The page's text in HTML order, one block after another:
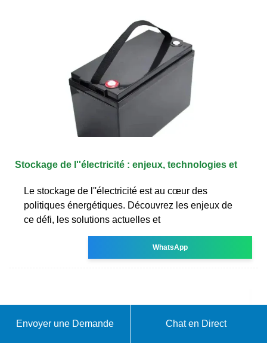
Stockage de l''électricité : enjeux, technologies et
Le stockage de l''électricité est au cœur des
politiques énergétiques. Découvrez les enjeux de
ce défi, les solutions actuelles et
WhatsApp
Envoyer une Demande Chat en Direct